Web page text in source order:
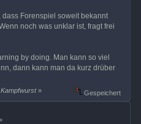
Forenspiel soweit bekannt
noch was unklar ist, fragt frei
by doing. Man kann so viel
dann kann man da kurz drüber
» Gespeichert